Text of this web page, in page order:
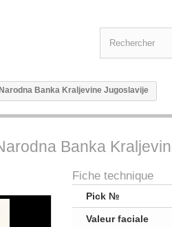
Banka Kraljevine Jugoslavije
Banka
Fiche technique
Pick №
Valeur faciale